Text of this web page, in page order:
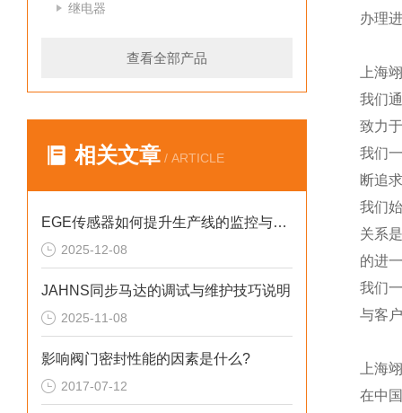
继电器
查看全部产品
相关文章 / ARTICLE
EGE传感器如何提升生产线的监控与管理效率？
2025-12-08
JAHNS同步马达的调试与维护技巧说明
2025-11-08
影响阀门密封性能的因素是什么?
2017-07-12
办理
上海
我们
致力
我们
断追
我们
关系
的进
我们
与客
上海
在中